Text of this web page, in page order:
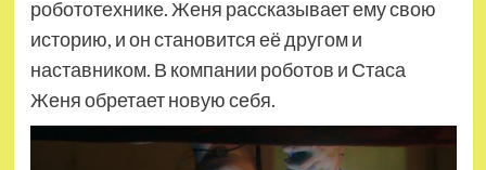
робототехнике. Женя рассказывает ему свою
историю, и он становится её другом и
наставником. В компании роботов и Стаса
Женя обретает новую себя.